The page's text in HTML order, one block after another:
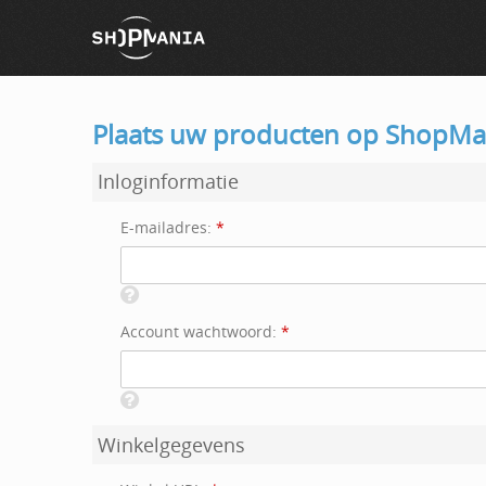
Plaats uw producten op
Inloginformatie
E-mailadres: *
Account wachtwoord: *
Winkelgegevens